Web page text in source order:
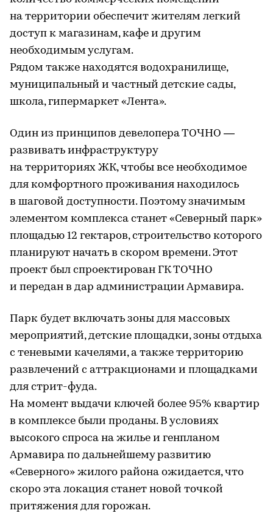
на территории обеспечит жителям легкий
доступ к магазинам, кафе и другим
необходимым услугам.
Рядом также находятся водохранилище,
муниципальный и частный детские сады,
школа, гипермаркет «Лента».
Один из принципов девелопера ТОЧНО —
развивать инфраструктуру
на территориях ЖК, чтобы все необходимое
для комфортного проживания находилось
в шаговой доступности. Поэтому значимым
элементом комплекса станет «Северный парк»
площадью 12 гектаров, строительство которого
планируют начать в скором времени. Этот
проект был спроектирован ГК ТОЧНО
и передан в дар администрации Армавира.
Парк будет включать зоны для массовых
мероприятий, детские площадки, зоны отдыха
с теневыми качелями, а также территорию
развлечений с аттракционами и площадками
для стрит-фуда.
На момент выдачи ключей более 95% квартир
в комплексе были проданы. В условиях
высокого спроса на жилье и генпланом
Армавира по дальнейшему развитию
«Северного» жилого района ожидается, что
скоро эта локация станет новой точкой
притяжения для горожан.